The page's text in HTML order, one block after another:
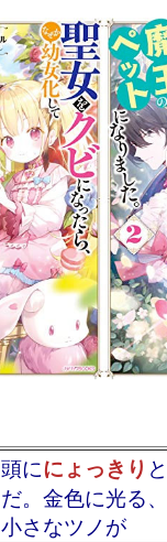
頭ににょっきり
だ。金色に光る
小さなツノが